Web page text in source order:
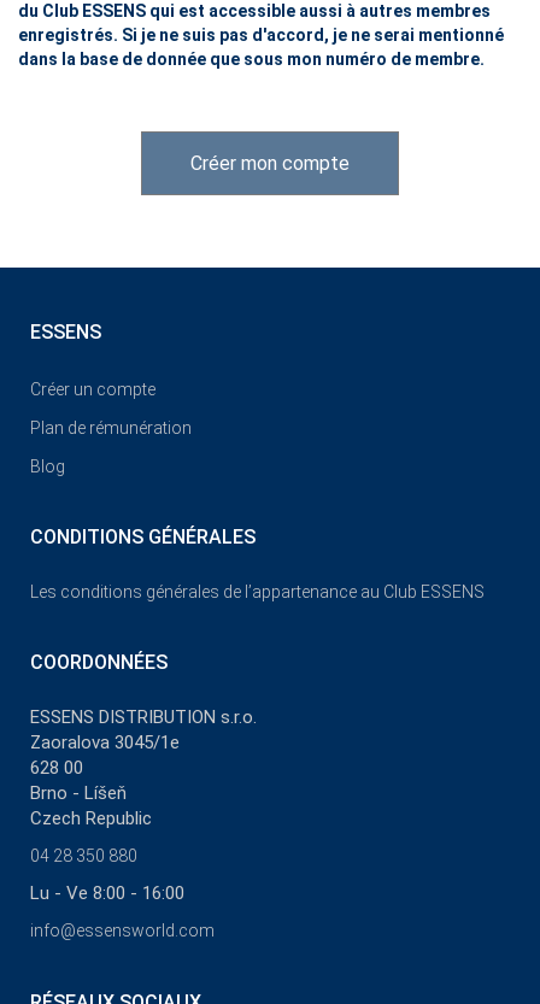
du Club ESSENS qui est accessible aussi à autres membres
enregistrés. Si je ne suis pas d'accord, je ne serai mentionné
dans la base de donnée que sous mon numéro de membre.
Créer mon compte
ESSENS
Créer un compte
Plan de rémunération
Blog
CONDITIONS GÉNÉRALES
Les conditions générales de l’appartenance au Club ESSENS
COORDONNÉES
ESSENS DISTRIBUTION s.r.o.
Zaoralova 3045/1e
628 00
Brno - Líšeň
Czech Republic
04 28 350 880
Lu - Ve 8:00 - 16:00
info@essensworld.com